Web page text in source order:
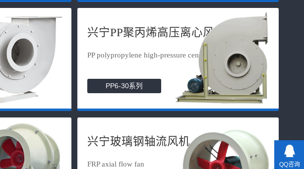
兴宁PP聚丙烯高压离心风机
PP polypropylene high-pressure cen...
PP6-30系列
兴宁玻璃钢轴流风机
FRP axial flow fan QQ咨询